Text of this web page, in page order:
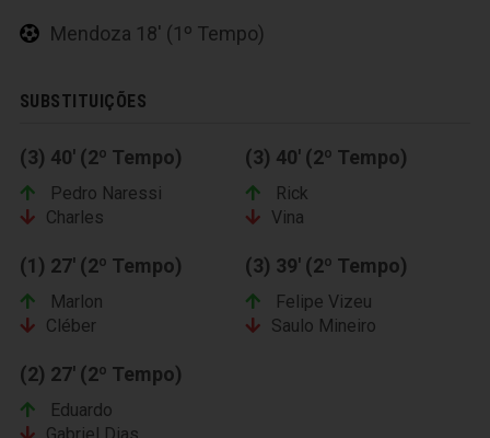
Mendoza 18' (1º Tempo)
SUBSTITUIÇÕES
(3) 40' (2º Tempo)
Pedro Naressi
Charles
(3) 40' (2º Tempo)
Rick
Vina
(1) 27' (2º Tempo)
Marlon
Cléber
(3) 39' (2º Tempo)
Felipe Vizeu
Saulo Mineiro
(2) 27' (2º Tempo)
Eduardo